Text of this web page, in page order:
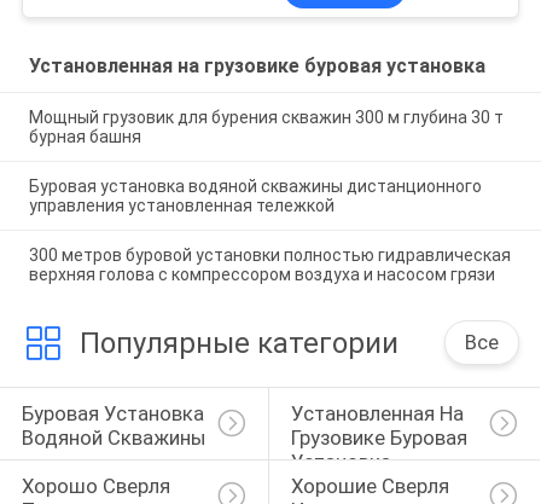
Установленная на грузовике буровая установка
Мощный грузовик для бурения скважин 300 м глубина 30 т
бурная башня
Буровая установка водяной скважины дистанционного
управления установленная тележкой
300 метров буровой установки полностью гидравлическая
верхняя голова с компрессором воздуха и насосом грязи
Популярные категории Все
Буровая Установка
Водяной Скважины
Установленная На
Грузовике Буровая
Установка
Хорошо Сверля
Хорошие Сверля